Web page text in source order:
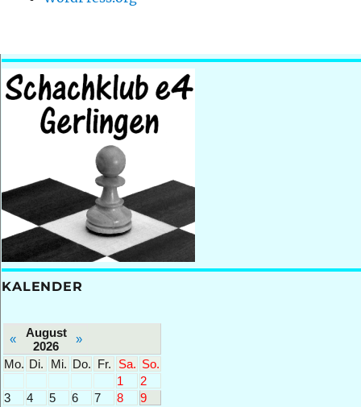
KALENDER
«
August
2026
»
Mo. Di. Mi. Do. Fr. Sa. So.
1
2
3
4 5 6 7 8
9